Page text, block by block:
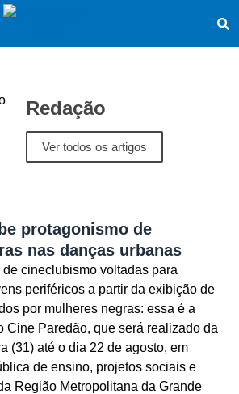
Redação
Ver todos os artigos
protagonismo de
nas danças urbanas
cineclubismo voltadas para
periféricos a partir da exibição de
por mulheres negras: essa é a
Cine Paredão, que será realizado da
(31) até o dia 22 de agosto, em
de ensino, projetos sociais e
Região Metropolitana da Grande